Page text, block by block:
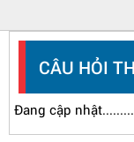
CÂU HỎI
Đang cập